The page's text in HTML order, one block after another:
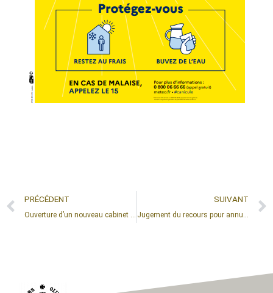
PRÉCÉDENT
Ouverture d’un nouveau cabinet paramédical à Saint-Macaire
SUIVANT
Jugement du recours pour annulation des élections municipales du 15 mars 2026